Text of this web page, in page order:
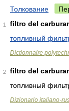
Толкование
1
filtro del
топливный
Dictionnaire
2
filtro del
топливный
Dizionario italiano-